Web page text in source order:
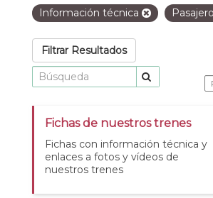
Información técnica
Filtrar Resultados
Fichas de nuestros trenes
Fichas con información técnica y
enlaces a fotos y vídeos de
nuestros trenes